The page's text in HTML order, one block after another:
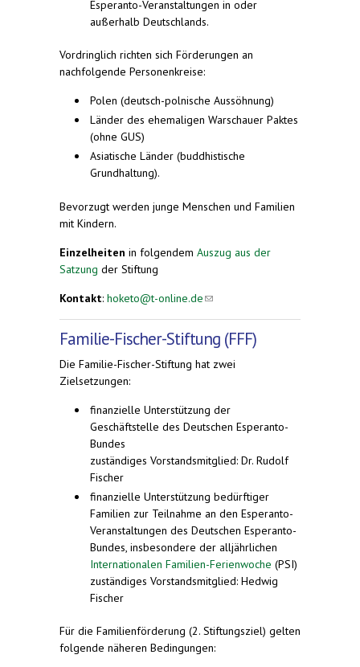
Esperanto-Veranstaltungen in oder
außerhalb Deutschlands.
Vordringlich richten sich Förderungen an
nachfolgende Personenkreise:
Polen (deutsch-polnische Aussöhnung)
Länder des ehemaligen Warschauer Paktes
(ohne GUS)
Asiatische Länder (buddhistische
Grundhaltung).
Bevorzugt werden junge Menschen und Familien
mit Kindern.
Einzelheiten in folgendem Auszug aus der
Satzung der Stiftung
Kontakt: hoketo@t-online.de(link sends e-mail)
Familie-Fischer-Stiftung (FFF)
Die Familie-Fischer-Stiftung hat zwei
Zielsetzungen:
finanzielle Unterstützung der
Geschäftstelle des Deutschen Esperanto-
Bundes
zuständiges Vorstandsmitglied: Dr. Rudolf
Fischer
finanzielle Unterstützung bedürftiger
Familien zur Teilnahme an den Esperanto-
Veranstaltungen des Deutschen Esperanto-
Bundes, insbesondere der alljährlichen
Internationalen Familien-Ferienwoche (PSI)
zuständiges Vorstandsmitglied: Hedwig
Fischer
Für die Familienförderung (2. Stiftungsziel) gelten
folgende näheren Bedingungen: